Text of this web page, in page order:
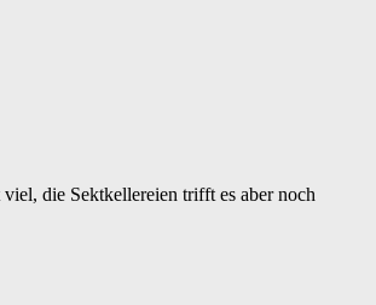
die Sektkellereien trifft es aber noch